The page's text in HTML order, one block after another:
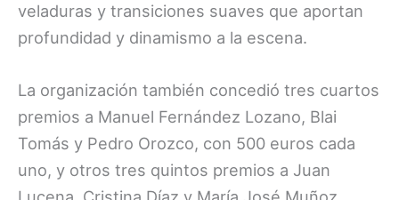
veladuras y transiciones suaves que aportan
profundidad y dinamismo a la escena.
La organización también concedió tres cuartos
premios a Manuel Fernández Lozano, Blai
Tomás y Pedro Orozco, con 500 euros cada
uno, y otros tres quintos premios a Juan